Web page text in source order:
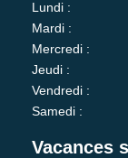
Lundi :
Mardi :
Mercredi :
Jeudi :
Vendredi :
Samedi :
Vacances